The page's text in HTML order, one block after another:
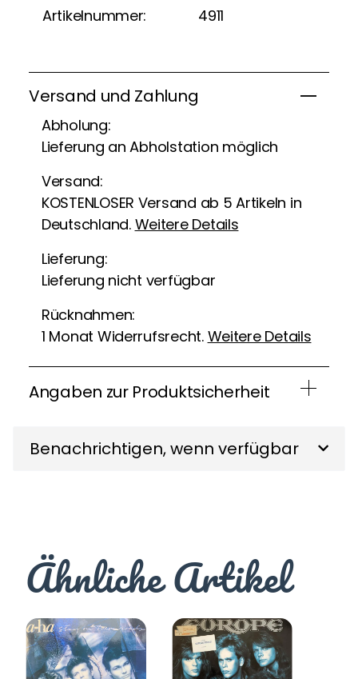
Artikelnummer: 4911
Versand und Zahlung
Abholung:
Lieferung an Abholstation möglich
Versand:
KOSTENLOSER Versand ab 5 Artikeln in
Deutschland. Weitere Details
Lieferung:
Lieferung nicht verfügbar
Rücknahmen:
1 Monat Widerrufsrecht. Weitere Details
Angaben zur Produktsicherheit
Benachrichtigen, wenn verfügbar
Ähnliche Artikel